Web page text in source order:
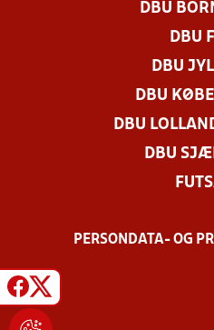
DBU
DBU
DBU
DBU
DBU
DBU
PERSONDATA- OG